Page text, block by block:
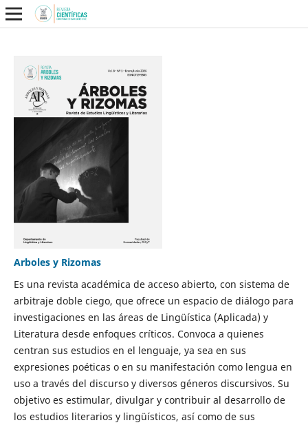
Arboles y Rizomas
Es una revista académica de acceso abierto, con sistema de
arbitraje doble ciego, que ofrece un espacio de diálogo para
investigaciones en las áreas de Lingüística (Aplicada) y
Literatura desde enfoques críticos. Convoca a quienes
centran sus estudios en el lenguaje, ya sea en sus
expresiones poéticas o en su manifestación como lengua en
uso a través del discurso y diversos géneros discursivos. Su
objetivo es estimular, divulgar y contribuir al desarrollo de
los estudios literarios y lingüísticos, así como de sus